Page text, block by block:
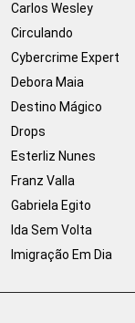
Carlos Wesley
Circulando
Cybercrime Expert
Debora Maia
Destino Mágico
Drops
Esterliz Nunes
Franz Valla
Gabriela Egito
Ida Sem Volta
Imigração Em Dia